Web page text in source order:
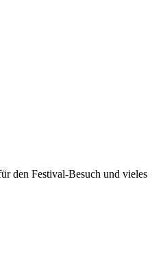
den Festival-Besuch und vieles